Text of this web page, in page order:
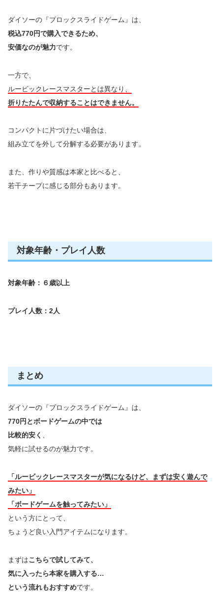
ダイソーの『ブロックスライドゲーム』は、
税込770円で購入できるため、
安価なのが魅力です。
一方で、
ルービックレースマスターとは異なり、
折りたたんで収納することはできません。
コンパクトに片づけたい場合は、
組み立てを外して分解する必要があります。
また、作りや質感は本家と比べると、
若干チープに感じる部分もあります。
対象年齢・プレイ人数
対象年齢：６歳以上
プレイ人数：2人
まとめ
ダイソーの『ブロックスライドゲーム』は、
770円とボードゲームの中では
比較的安く
気軽に試せるのが魅力です。
「ルービックレースマスターが気になるけど、
まずは安く遊んで
みたい」
「ボードゲームを触ってみたい」
という方にとって、
ちょうど良い入門アイテムになります。
まずはこちらで試してみて、
気に入ったら本家を購入する…
という流れもおすすめです。